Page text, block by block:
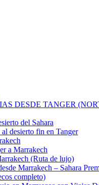
DESDE TANGER
del Sahara
desierto fin en Tanger
a Marrakech
(Ruta de lujo)
Marrakech – Sahara
completo)